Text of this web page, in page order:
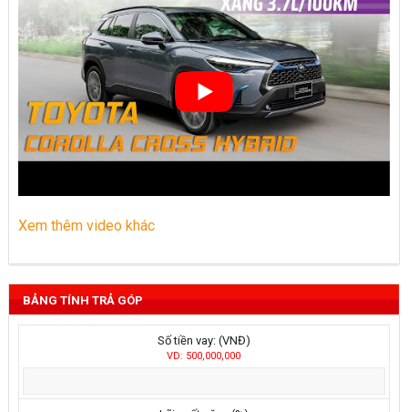
Những thay đổi trên dòng xe Vios 2022
Xem thêm video khác
BẢNG TÍNH TRẢ GÓP
Số tiền vay: (VNĐ)
VD: 500,000,000